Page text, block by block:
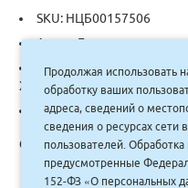
SKU: НЦБ00157506
Автор:Булычев
Categories: Проза
Художественная
Tag:АСТ
Описание:
Продолжая использовать
обработку ваших
адреса, сведений о
сведения о ресурсах сети
пользователей.
предусмотренные
152-ФЗ «О персональных